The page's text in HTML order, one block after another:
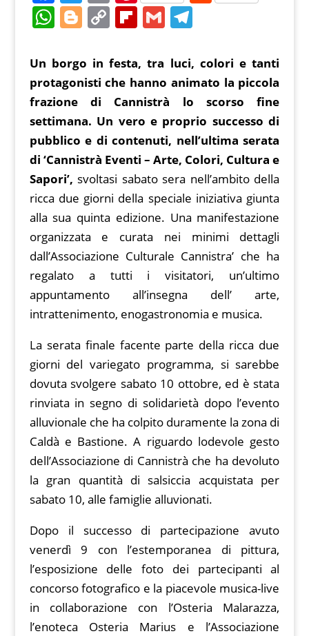
a
c
e
b
o
o
k
w
itt
er
m
ai
l
nt
er
e
st
di
t
W
at
s
A
p
p
Bl
g
g
er
C
p
y
Li
n
k
Fl
b
o
ar
d
G
ai
l
T
e
gr
a
m
Un borgo in festa, tra luci, colori e tanti
protagonisti che hanno animato la piccola
frazione di Cannistrà lo scorso fine
settimana. Un vero e proprio successo di
pubblico e di contenuti, nell’ultima serata
di ‘Cannistrà Eventi – Arte, Colori, Cultura e
Sapori’, svoltasi sabato sera nell’ambito della
ricca due giorni della speciale iniziativa giunta
alla sua quinta edizione. Una manifestazione
organizzata e curata nei minimi dettagli
dall’Associazione Culturale Cannistra’ che ha
regalato a tutti i visitatori, un’ultimo
appuntamento all’insegna dell’ arte,
intrattenimento, enogastronomia e musica.
La serata finale facente parte della ricca due
giorni del variegato programma, si sarebbe
dovuta svolgere sabato 10 ottobre, ed è stata
rinviata in segno di solidarietà dopo l’evento
alluvionale che ha colpito duramente la zona di
Caldà e Bastione. A riguardo lodevole gesto
dell’Associazione di Cannistrà che ha devoluto
la gran quantità di salsiccia acquistata per
sabato 10, alle famiglie alluvionati.
Dopo il successo di partecipazione avuto
venerdì 9 con l’estemporanea di pittura,
l’esposizione delle foto dei partecipanti al
concorso fotografico e la piacevole musica-live
in collaborazione con l’Osteria Malarazza,
l’enoteca Osteria Marius e l’Associazione